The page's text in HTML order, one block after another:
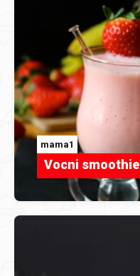
mama1
Vocni smoothie